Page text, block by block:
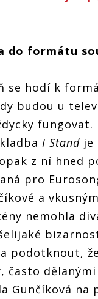
do formátu
se hodí k
budou u
I Stand je
z ní hned
pro
a
nemohla
podotknout,
často dělanými
Gunčíková na